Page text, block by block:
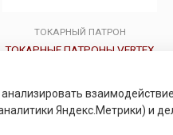
ТОКАРНЫЙ ПАТРОН
ТОКАРНЫЕ ПАТРОНЫ VERTEX
Оценка
0
анализировать
Яндекс.Метрики) и